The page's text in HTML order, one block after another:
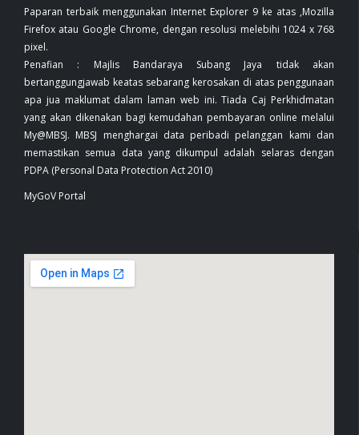
Paparan terbaik menggunakan Internet Explorer 9 ke atas ,Mozilla
Firefox atau Google Chrome, dengan resolusi melebihi 1024 x 768
pixel.
Penafian : Majlis Bandaraya Subang Jaya tidak akan
bertanggungjawab keatas sebarang kerosakan di atas penggunaan
apa jua maklumat dalam laman web ini. Tiada Caj Perkhidmatan
yang akan dikenakan bagi kemudahan pembayaran online melalui
My@MBSJ. MBSJ menghargai data peribadi pelanggan kami dan
memastikan semua data yang dikumpul adalah selaras dengan
PDPA (Personal Data Protection Act 2010)
MyGoV Portal